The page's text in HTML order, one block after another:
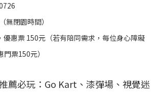
無閉園時間）
優惠票 150元（若有陪同需求，每位身心障礙
票150元）
薦必玩：Go Kart、漆彈場、視覺迷